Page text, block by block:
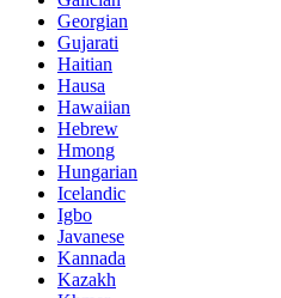
Georgian
Gujarati
Haitian
Hausa
Hawaiian
Hebrew
Hmong
Hungarian
Icelandic
Igbo
Javanese
Kannada
Kazakh